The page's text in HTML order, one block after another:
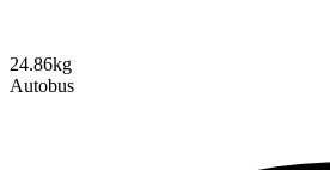
24.86kg
Autobus